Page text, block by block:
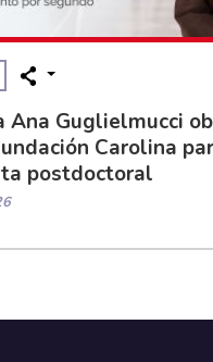
Ana Guglielmucci
Carolina
postdoctoral